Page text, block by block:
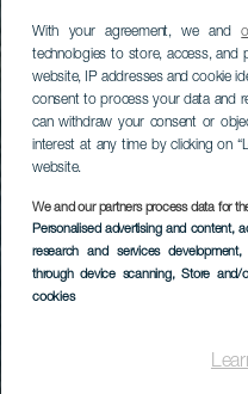
With your agreement, we and
technologies to store, access, and
website, IP addresses and cookie
consent to process your data and
can withdraw your consent or
interest at any time by clicking on
website.
We and our partners process data for
Personalised advertising and content,
research and services development,
through device scanning, Store and/
cookies